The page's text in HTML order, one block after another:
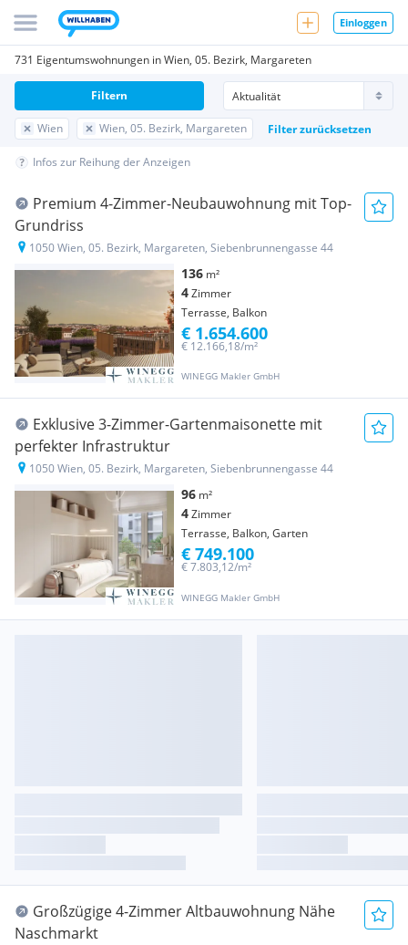
Einloggen
731 Eigentumswohnungen in Wien, 05. Bezirk, Margareten
Wien Wien, 05. Bezirk, Margareten Filter zurücksetzen
Filtern
Infos zur Reihung der Anzeigen
Premium 4-Zimmer-Neubauwohnung mit Top-
Grundriss
1050 Wien, 05. Bezirk, Margareten, Siebenbrunnengasse 44
136 m²
4Zimmer
Terrasse, Balkon
WINEGG Makler GmbH
€ 12.166,18/m²
€ 1.654.600
Exklusive 3-Zimmer-Gartenmaisonette mit
perfekter Infrastruktur
1050 Wien, 05. Bezirk, Margareten, Siebenbrunnengasse 44
96 m²
4Zimmer
Terrasse, Balkon, Garten
WINEGG Makler GmbH
€ 7.803,12/m²
€ 749.100
Großzügige 4-Zimmer Altbauwohnung Nähe
Naschmarkt